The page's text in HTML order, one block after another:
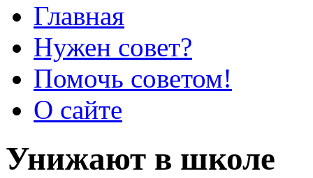
Главная
Нужен совет?
Помочь советом!
О сайте
Унижают в школе